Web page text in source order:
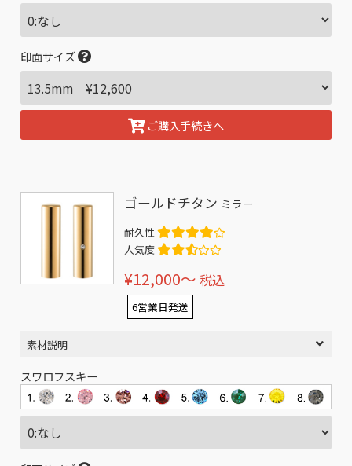
印面サイズ
ご購入手続きへ
ゴールドチタン ミラー
耐久性
人気度
¥12,000〜 税込
6営業日発送
素材説明
スワロフスキー